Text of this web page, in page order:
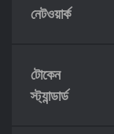
নেটওয়ার্ক
টোকেন
স্ট্যান্ডার্ড